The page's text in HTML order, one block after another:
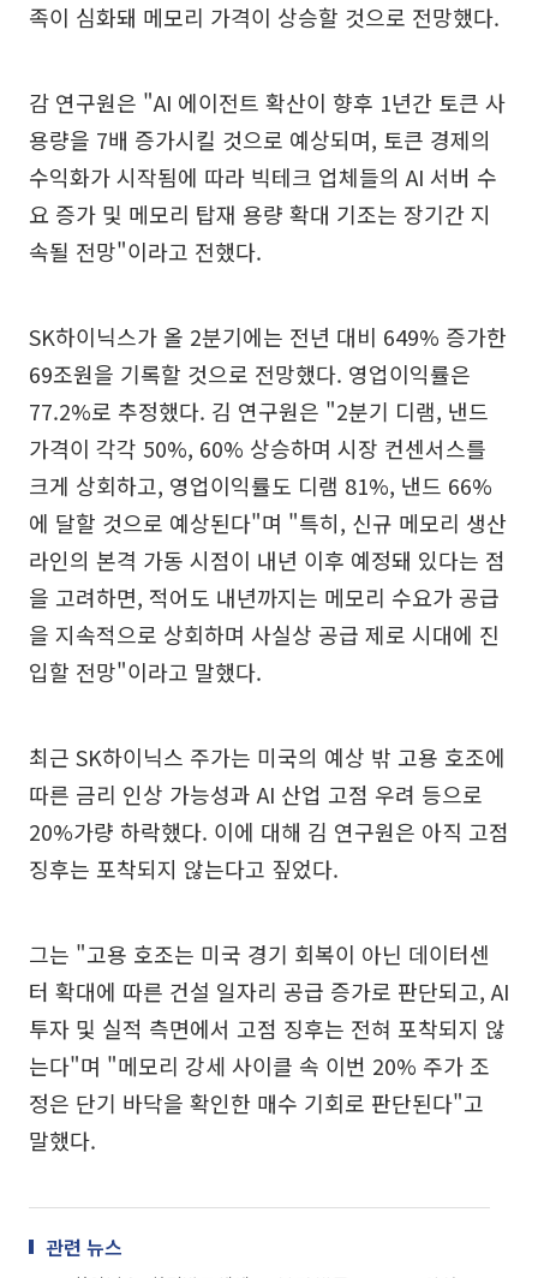
족이 심화돼 메모리 가격이 상승할 것으로 전망했다.
감 연구원은 "AI 에이전트 확산이 향후 1년간 토큰 사
용량을 7배 증가시킬 것으로 예상되며, 토큰 경제의
수익화가 시작됨에 따라 빅테크 업체들의 AI 서버 수
요 증가 및 메모리 탑재 용량 확대 기조는 장기간 지
속될 전망"이라고 전했다.
SK하이닉스가 올 2분기에는 전년 대비 649% 증가한
69조원을 기록할 것으로 전망했다. 영업이익률은
77.2%로 추정했다. 김 연구원은 "2분기 디램, 낸드
가격이 각각 50%, 60% 상승하며 시장 컨센서스를
크게 상회하고, 영업이익률도 디램 81%, 낸드 66%
에 달할 것으로 예상된다"며 "특히, 신규 메모리 생산
라인의 본격 가동 시점이 내년 이후 예정돼 있다는 점
을 고려하면, 적어도 내년까지는 메모리 수요가 공급
을 지속적으로 상회하며 사실상 공급 제로 시대에 진
입할 전망"이라고 말했다.
최근 SK하이닉스 주가는 미국의 예상 밖 고용 호조에
따른 금리 인상 가능성과 AI 산업 고점 우려 등으로
20%가량 하락했다. 이에 대해 김 연구원은 아직 고점
징후는 포착되지 않는다고 짚었다.
그는 "고용 호조는 미국 경기 회복이 아닌 데이터센
터 확대에 따른 건설 일자리 공급 증가로 판단되고, AI
투자 및 실적 측면에서 고점 징후는 전혀 포착되지 않
는다"며 "메모리 강세 사이클 속 이번 20% 주가 조
정은 단기 바닥을 확인한 매수 기회로 판단된다"고
말했다.
관련 뉴스